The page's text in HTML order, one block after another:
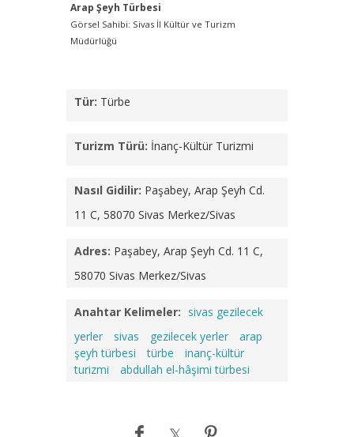
Arap Şeyh Türbesi
Görsel Sahibi: Sivas İl Kültür ve Turizm
Müdürlüğü
Tür: Türbe
Turizm Türü: İnanç-Kültür Turizmi
Nasıl Gidilir: Paşabey, Arap Şeyh Cd.
11 C, 58070 Sivas Merkez/Sivas
Adres: Paşabey, Arap Şeyh Cd. 11 C,
58070 Sivas Merkez/Sivas
Anahtar Kelimeler: sivas gezilecek
yerler
sivas gezilecek yerler
arap
şeyh türbesi
türbe
inanç-kültür
turizmi
abdullah el-hâşimi türbesi